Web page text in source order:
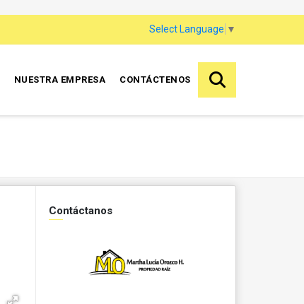
Select Language ▼
NUESTRA EMPRESA CONTÁCTENOS
Contáctanos